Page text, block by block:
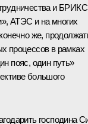
и
АТЭС и на многих
же,
процессов в рамках
пояс, один путь»
большого
господина